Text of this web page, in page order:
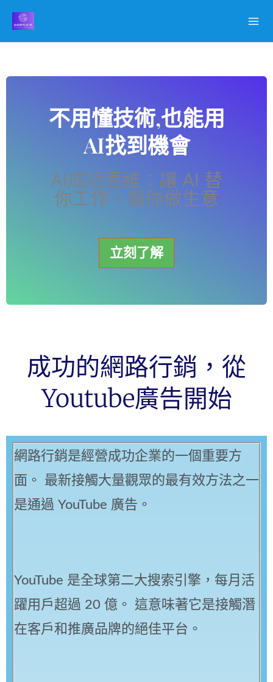
主
不用懂技術,也能用
AI找到機會
AI成功思維：讓 AI 替
你工作、幫你做生意
立刻了解
成功的網路行銷，從
Youtube廣告開始
網路行銷是經營成功企業的一個重要方
面。 最新接觸大量觀眾的最有效方法之一
是通過 YouTube 廣告。
YouTube 是全球第二大搜索引擎，每月活
躍用戶超過 20 億。 這意味著它是接觸潛
在客戶和推廣品牌的絕佳平台。